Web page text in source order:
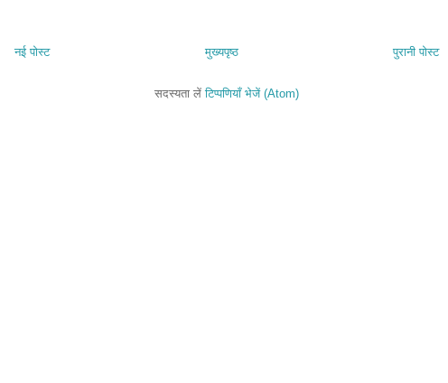
नई पोस्ट पुरानी पोस्ट
मुख्यपृष्ठ
सदस्यता लेंटिप्पणियाँ भेजें (Atom)